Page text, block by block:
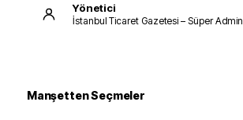
Yönetici
İstanbul Ticaret Gazetesi – Süper Admin
Manşetten Seçmeler